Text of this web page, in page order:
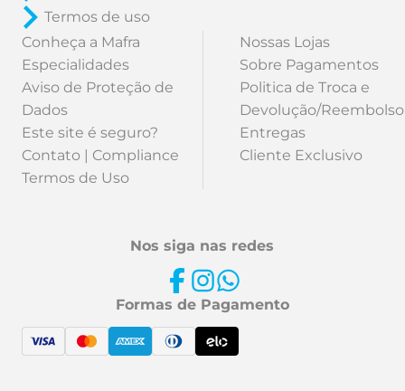
Termos de uso
Conheça a Mafra
Especialidades
Aviso de Proteção de
Dados
Este site é seguro?
Contato | Compliance
Termos de Uso
Nossas Lojas
Sobre Pagamentos
Politica de Troca e
Devolução/Reembolso
Entregas
Cliente Exclusivo
Nos siga nas redes
Formas de Pagamento